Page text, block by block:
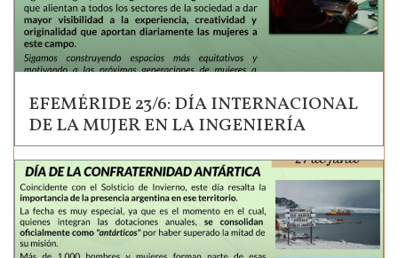
EFEMÉRIDE 23/6: DÍA INTERNACIONAL
DE LA MUJER EN LA INGENIERÍA